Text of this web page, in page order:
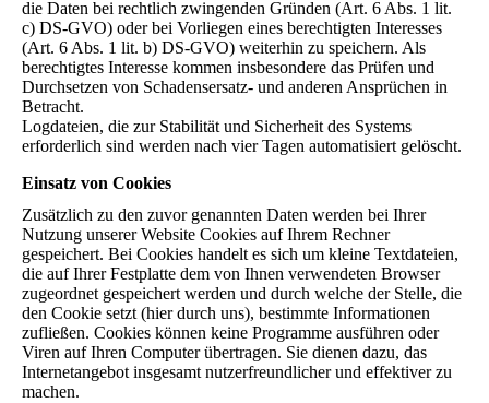
die Daten bei rechtlich zwingenden Gründen (Art. 6 Abs. 1 lit.
c) DS-GVO) oder bei Vorliegen eines berechtigten Interesses
(Art. 6 Abs. 1 lit. b) DS-GVO) weiterhin zu speichern. Als
berechtigtes Interesse kommen insbesondere das Prüfen und
Durchsetzen von Schadensersatz- und anderen Ansprüchen in
Betracht.
Logdateien, die zur Stabilität und Sicherheit des Systems
erforderlich sind werden nach vier Tagen automatisiert gelöscht.
Einsatz von Cookies
Zusätzlich zu den zuvor genannten Daten werden bei Ihrer
Nutzung unserer Website Cookies auf Ihrem Rechner
gespeichert. Bei Cookies handelt es sich um kleine Textdateien,
die auf Ihrer Festplatte dem von Ihnen verwendeten Browser
zugeordnet gespeichert werden und durch welche der Stelle, die
den Cookie setzt (hier durch uns), bestimmte Informationen
zufließen. Cookies können keine Programme ausführen oder
Viren auf Ihren Computer übertragen. Sie dienen dazu, das
Internetangebot insgesamt nutzerfreundlicher und effektiver zu
machen.